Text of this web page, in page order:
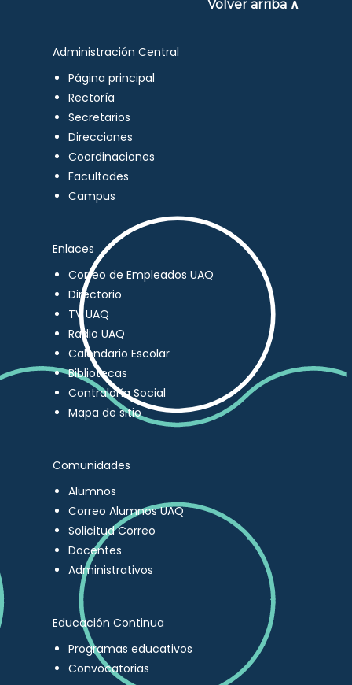
Volver arriba ∧
Administración Central
Página principal
Rectoría
Secretarios
Direcciones
Coordinaciones
Facultades
Campus
Enlaces
Correo de Empleados UAQ
Directorio
TV UAQ
Radio UAQ
Calendario Escolar
Bibliotecas
Contraloría Social
Mapa de sitio
Comunidades
Alumnos
Correo Alumnos UAQ
Solicitud Correo
Docentes
Administrativos
Educación Continua
Programas educativos
Convocatorias